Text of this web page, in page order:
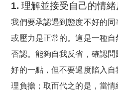
1. 理解並接受自己的情
我們要承認遇到態度不好的
或壓力是正常的。這是一種
否認。能夠自我反省，確認
好的一點，但不要過度陷入
理負擔；取而代之的是，當